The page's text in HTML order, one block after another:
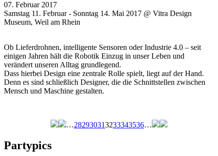
07. Februar 2017
Samstag 11. Februar - Sonntag 14. Mai 2017 @ Vitra Design
Museum, Weil am Rhein
Ob Lieferdrohnen, intelligente Sensoren oder Industrie 4.0 – seit
einigen Jahren hält die Robotik Einzug in unser Leben und
verändert unseren Alltag grundlegend.
Dass hierbei Design eine zentrale Rolle spielt, liegt auf der Hand.
Denn es sind schließlich Designer, die die Schnittstellen zwischen
Mensch und Maschine gestalten.
…282930313233343536…
Partypics